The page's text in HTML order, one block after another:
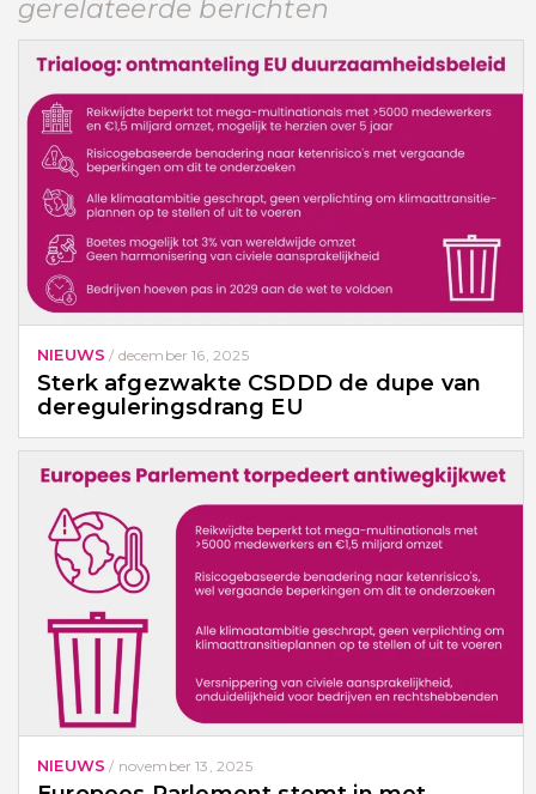
gerelateerde berichten
NIEUWS / december 16, 2025
Sterk afgezwakte CSDDD de dupe van
dereguleringsdrang EU
NIEUWS / november 13, 2025